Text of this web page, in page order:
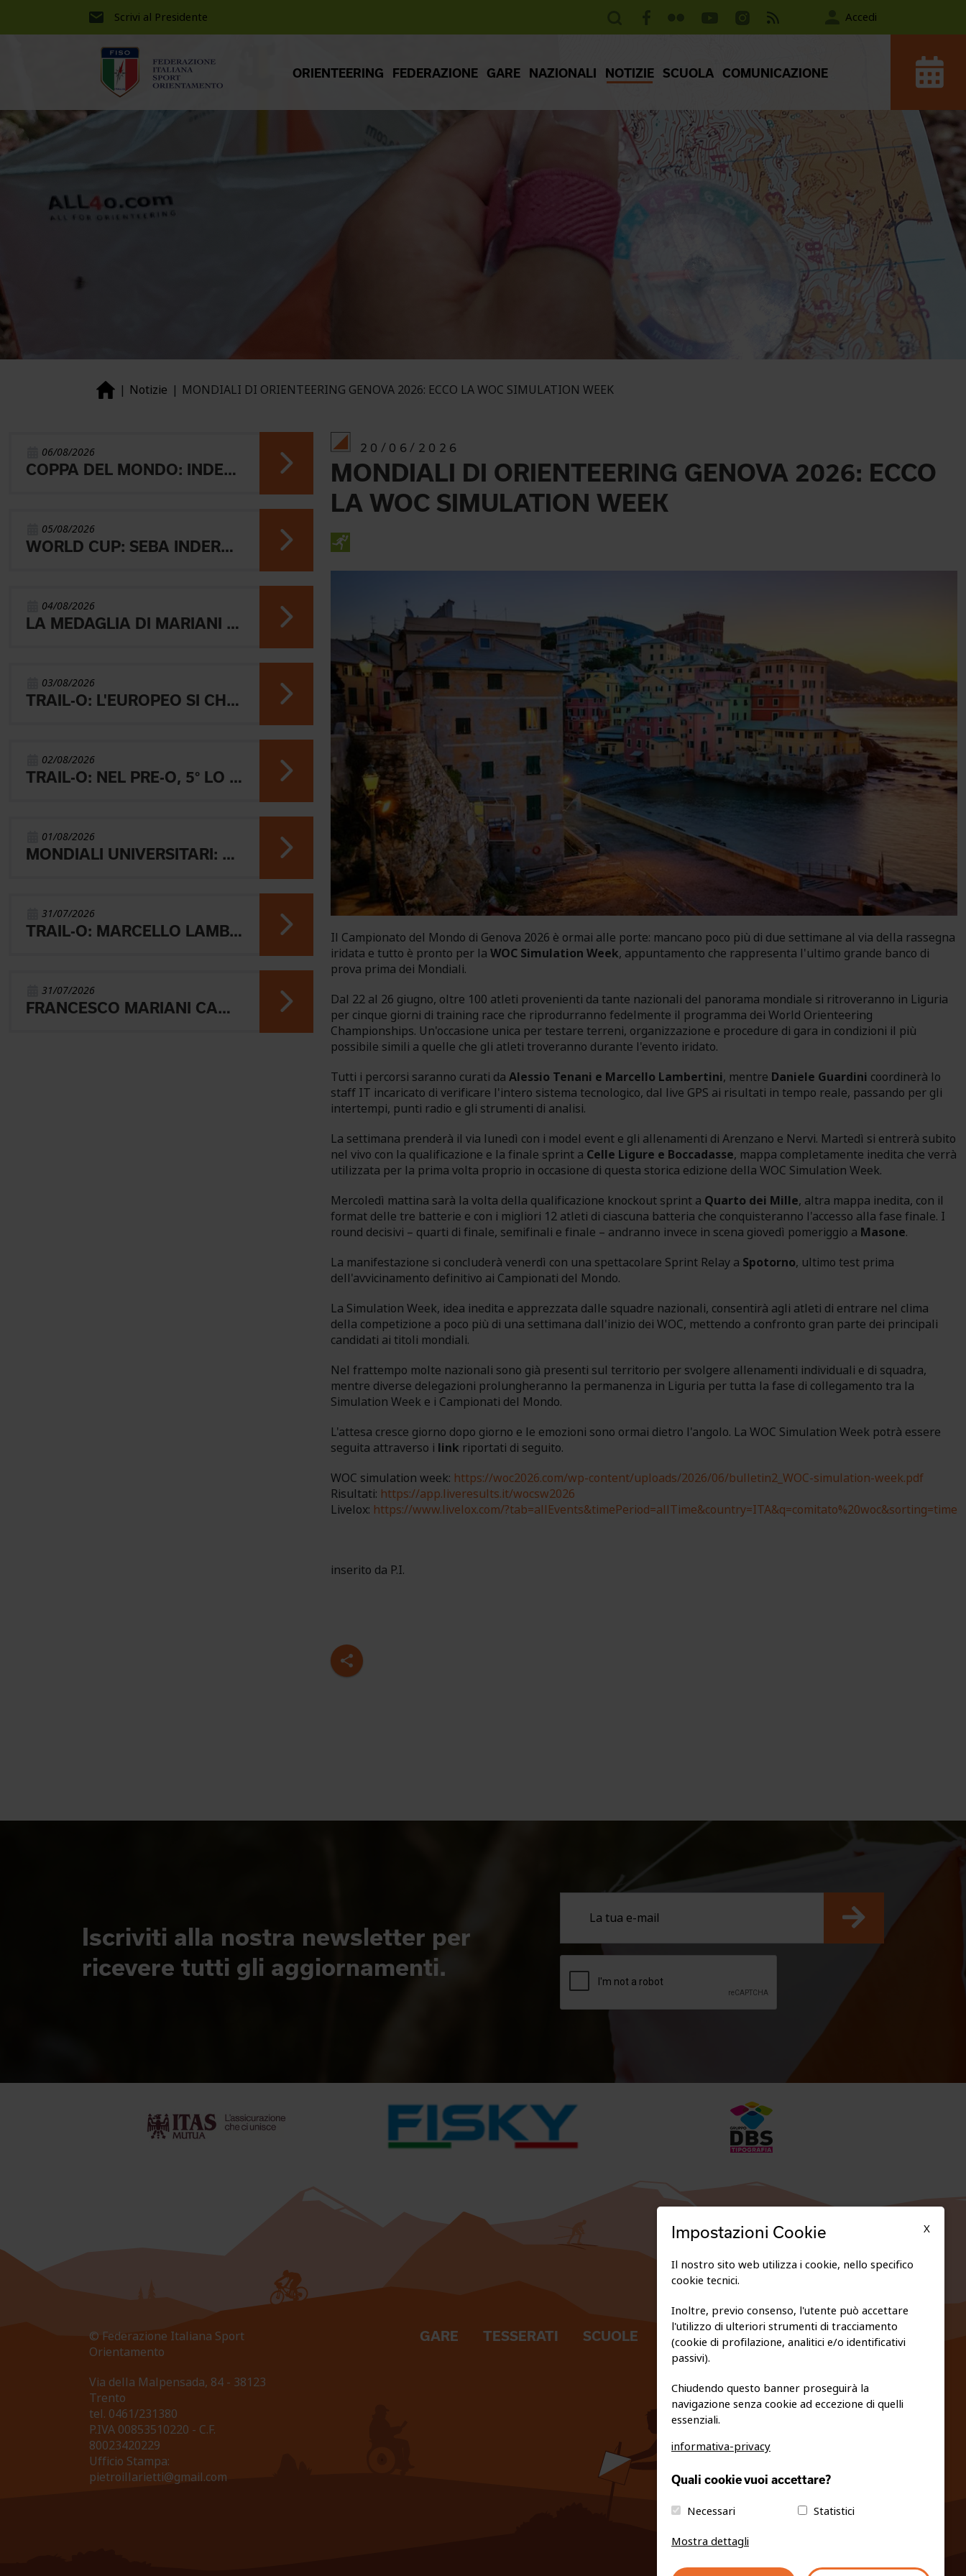
Scrivi al Presidente Accedi
ORIENTEERING FEDERAZIONE GARE NAZIONALI NOTIZIE SCUOLA COMUNICAZIONE
Notizie MONDIALI DI ORIENTEERING GENOVA 2026: ECCO LA WOC SIMULATION WEEK
06/08/2026
COPPA DEL MONDO: INDERST 45° VINCONO AEBERSOLD E SVENSK
05/08/2026
WORLD CUP: SEBA INDERST ACCEDE ALLA FINALE A
04/08/2026
LA MEDAGLIA DI MARIANI E QUEL RICORDO CHE NON SVANISCE.
03/08/2026
TRAIL-O: L'EUROPEO SI CHIUDE CON L'ARGENTO JUNIOR, IL 4° PARALIMPICO E 5° OPEN
02/08/2026
TRAIL-O: NEL PRE-O, 5° LO JUNIOR LAMBERTINI E AARON GAIO 8°. NEI PARALIMPICI 20° GALVAN
01/08/2026
MONDIALI UNIVERSITARI: MARIANI CHIUDE 4° NELLA MIDDLE
31/07/2026
TRAIL-O: MARCELLO LAMBERTINI E' ARGENTO EUROPEO IN POLONIA
31/07/2026
FRANCESCO MARIANI CAMPIONE DEL MONDO UNIVERSITARIO NELLA SPRINT DI ORIENTEERING
20/06/2026
MONDIALI DI ORIENTEERING GENOVA 2026: ECCO
LA WOC SIMULATION WEEK
Il Campionato del Mondo di Genova 2026 è ormai alle porte: mancano poco più di due settimane al via della rassegna
iridata e tutto è pronto per la WOC Simulation Week, appuntamento che rappresenta l'ultimo grande banco di
prova prima dei Mondiali.
Dal 22 al 26 giugno, oltre 100 atleti provenienti da tante nazionali del panorama mondiale si ritroveranno in Liguria
per cinque giorni di training race che riprodurranno fedelmente il programma dei World Orienteering
Championships. Un'occasione unica per testare terreni, organizzazione e procedure di gara in condizioni il più
possibile simili a quelle che gli atleti troveranno durante l'evento iridato.
Tutti i percorsi saranno curati da Alessio Tenani e Marcello Lambertini, mentre Daniele Guardini coordinerà lo
staff IT incaricato di verificare l'intero sistema tecnologico, dal live GPS ai risultati in tempo reale, passando per gli
intertempi, punti radio e gli strumenti di analisi.
La settimana prenderà il via lunedì con i model event e gli allenamenti di Arenzano e Nervi. Martedì si entrerà subito
nel vivo con la qualificazione e la finale sprint a Celle Ligure e Boccadasse, mappa completamente inedita che verrà
utilizzata per la prima volta proprio in occasione di questa storica edizione della WOC Simulation Week.
Mercoledì mattina sarà la volta della qualificazione knockout sprint a Quarto dei Mille, altra mappa inedita, con il
format delle tre batterie e con i migliori 12 atleti di ciascuna batteria che conquisteranno l'accesso alla fase finale. I
round decisivi – quarti di finale, semifinali e finale – andranno invece in scena giovedì pomeriggio a Masone.
La manifestazione si concluderà venerdì con una spettacolare Sprint Relay a Spotorno, ultimo test prima
dell'avvicinamento definitivo ai Campionati del Mondo.
La Simulation Week, idea inedita e apprezzata dalle squadre nazionali, consentirà agli atleti di entrare nel clima
della competizione a poco più di una settimana dall'inizio dei WOC, mettendo a confronto gran parte dei principali
candidati ai titoli mondiali.
Nel frattempo molte nazionali sono già presenti sul territorio per svolgere allenamenti individuali e di squadra,
mentre diverse delegazioni prolungheranno la permanenza in Liguria per tutta la fase di collegamento tra la
Simulation Week e i Campionati del Mondo.
L'attesa cresce giorno dopo giorno e le emozioni sono ormai dietro l'angolo. La WOC Simulation Week potrà essere
seguita attraverso i link riportati di seguito.
WOC simulation week: https://woc2026.com/wp-content/uploads/2026/06/bulletin2_WOC-simulation-week.pdf
Risultati: https://app.liveresults.it/wocsw2026
Livelox: https://www.livelox.com/?tab=allEvents&timePeriod=allTime&country=ITA&q=comitato%20woc&sorting=time
inserito da P.I.
Iscriviti alla nostra newsletter per
ricevere tutti gli aggiornamenti.
© Federazione Italiana Sport
Orientamento
Via della Malpensada, 84 - 38123
Trento
tel. 0461/231380
P.IVA 00853510220 - C.F.
80023420229
Ufficio Stampa:
pietroillarietti@gmail.com
GARE TESSERATI SCUOLE
FEDERAZIONE TRASPARENTE
PRIVACY E COOKIE POLICY
info@fiso.it |fiso@pec-mail.eu
X
Impostazioni Cookie
Il nostro sito web utilizza i cookie, nello specifico
cookie tecnici.
Inoltre, previo consenso, l'utente può accettare
l'utilizzo di ulteriori strumenti di tracciamento
(cookie di profilazione, analitici e/o identificativi
passivi).
Chiudendo questo banner proseguirà la
navigazione senza cookie ad eccezione di quelli
essenziali.
informativa-privacy
Quali cookie vuoi accettare?
Necessari
Statistici
Mostra dettagli